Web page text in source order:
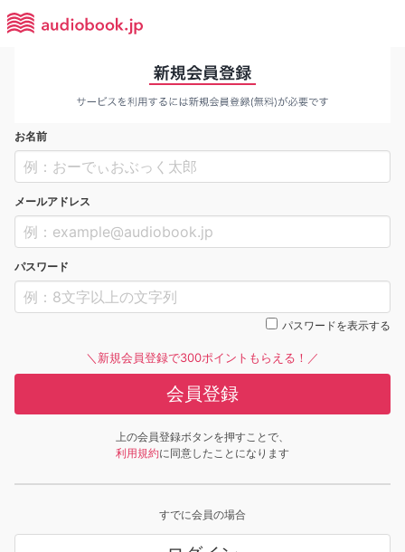
お名前
メールアドレス
パスワード
パスワードを表示する
＼新規会員登録で300ポイントもらえる！／
会員登録
上の会員登録ボタンを押すことで、
利用規約に同意したことになります
すでに会員の場合